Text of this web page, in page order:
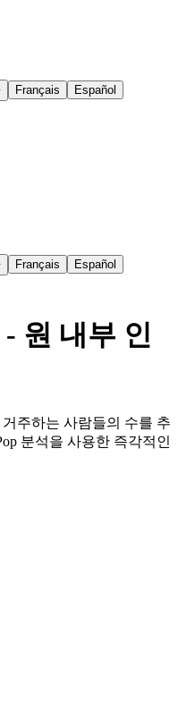
Français
Español
Français
Español
원 내부 인
주하는 사람들의 수를 추
분석을 사용한 즉각적인